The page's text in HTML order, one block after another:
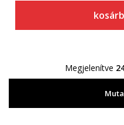
Megjelenítve